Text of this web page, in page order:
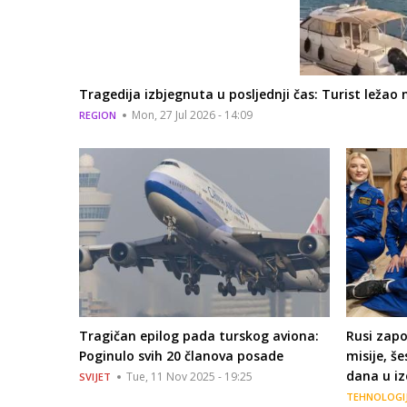
Tragedija izbjegnuta u posljednji čas: Turist
REGION Mon, 27 Jul 2026 - 14:09
Tragičan epilog pada turskog aviona:
Poginulo svih 20 članova posade
SVIJET Tue, 11 Nov 2025 - 19:25
Rusi
misije,
dana u